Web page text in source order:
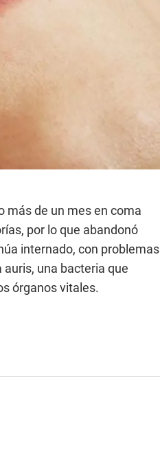
más de un mes en coma
por lo que abandonó
internado, con problemas
una bacteria que
órganos vitales.